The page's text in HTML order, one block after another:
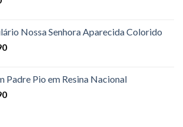
Nossa Senhora Aparecida Colorido
Padre Pio em Resina Nacional